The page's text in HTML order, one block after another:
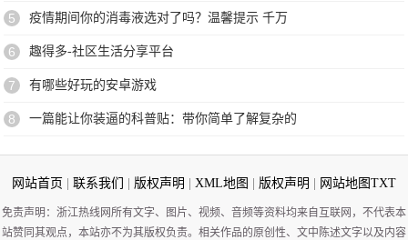
5 疫情期间你的消毒液选对了吗？温馨提示 千万
6 趣得多-社区生活分享平台
7 有哪些好玩的安卓游戏
8 一篇能让你装逼的科普贴：带你简单了解复杂的
网站首页 联系我们 版权声明 XML地图 版权声明 网站地图TXT
免责声明：浙江热线网所有文字、图片、视频、音频等资料均来自互联网，不代表本
站赞同其观点，本站亦不为其版权负责。相关作品的原创性、文中陈述文字以及内容